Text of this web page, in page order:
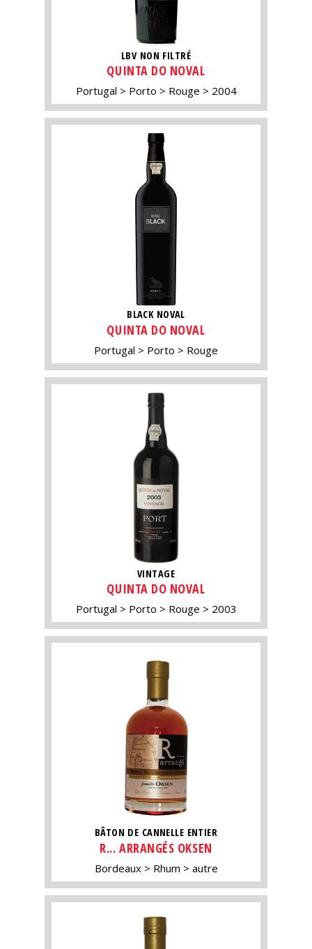
LBV NON FILTRÉ
QUINTA DO NOVAL
Portugal Porto Rouge 2004
BLACK NOVAL
QUINTA DO NOVAL
Portugal Porto Rouge
VINTAGE
QUINTA DO NOVAL
Portugal Porto Rouge 2003
BÂTON DE CANNELLE ENTIER
R... ARRANGÉS OKSEN
Bordeaux Rhum autre